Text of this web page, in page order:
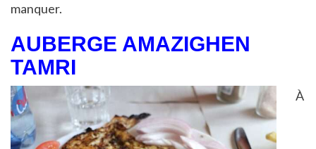
manquer.
AUBERGE AMAZIGHEN
TAMRI
À